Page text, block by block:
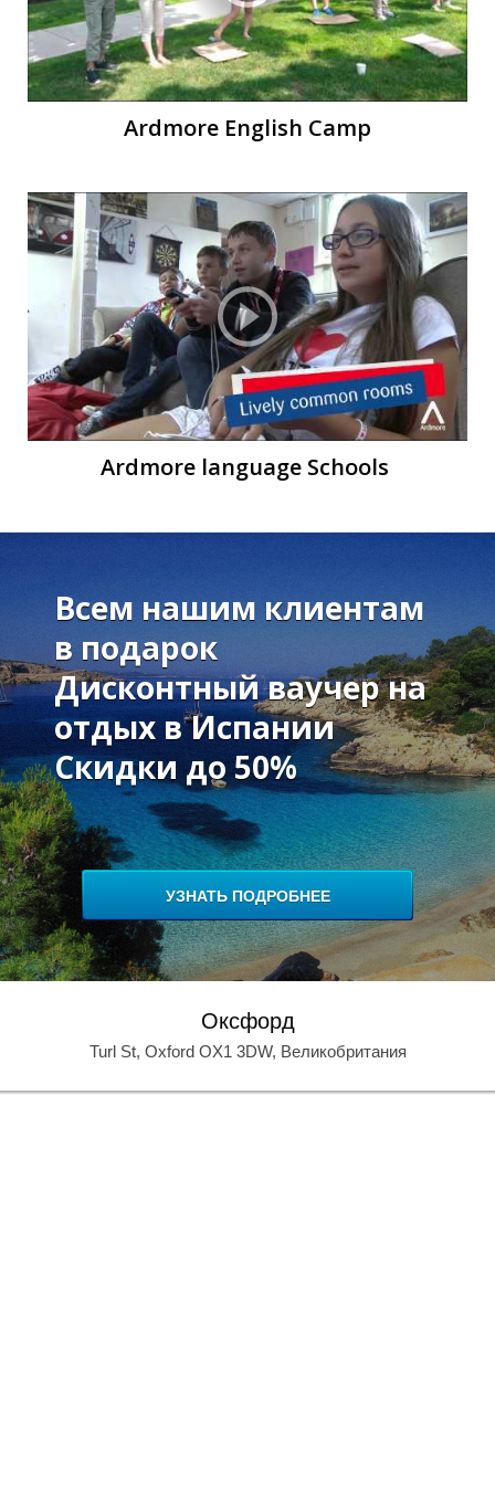
Ы
П
Ы
П
Ardmore English Camp
Ardmore language Schools
Всем нашим клиентам
в подарок
Дисконтный ваучер на
отдых в Испании
Скидки до 50%
УЗНАТЬ ПОДРОБНЕЕ
Оксфорд
Turl St, Oxford OX1 3DW, Великобритания